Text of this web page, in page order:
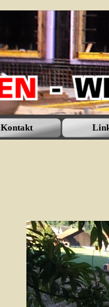
Kontakt